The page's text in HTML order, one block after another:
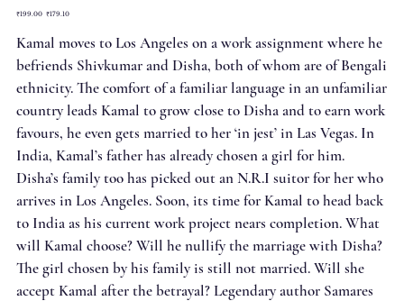
Original
₹199.00 Sale
₹179.10
Kamal moves to Los Angeles on a work assignment where he
befriends Shivkumar and Disha, both of whom are of Bengali
ethnicity. The comfort of a familiar language in an unfamiliar
country leads Kamal to grow close to Disha and to earn work
favours, he even gets married to her ‘in jest’ in Las Vegas. In
India, Kamal’s father has already chosen a girl for him.
Disha’s family too has picked out an N.R.I suitor for her who
arrives in Los Angeles. Soon, its time for Kamal to head back
to India as his current work project nears completion. What
will Kamal choose? Will he nullify the marriage with Disha?
The girl chosen by his family is still not married. Will she
accept Kamal after the betrayal? Legendary author Samares